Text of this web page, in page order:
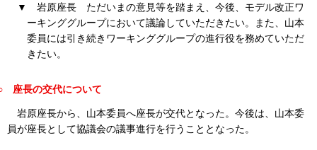
▼ 岩原座長
ただいまの意見等を踏まえ、今後、モデル改正ワ
ーキンググループにおいて議論していただきたい。また、山本
委員には引き続きワーキンググループの進行役を務めていただ
きたい。
座長の交代について
岩原座長から、山本委員へ座長が交代となった。今後は、山本委
員が座長として協議会の議事進行を行うこととなった。